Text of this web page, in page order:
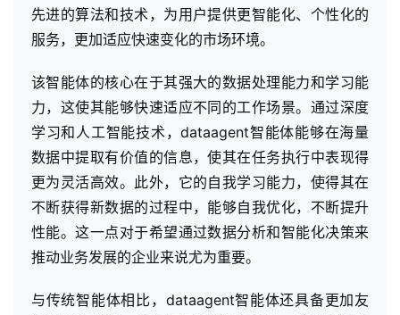
先进的算法和技术，为用户提供更智能化、个性化的
服务，更加适应快速变化的市场环境。
该智能体的核心在于其强大的数据处理能力和学习能
力，这使其能够快速适应不同的工作场景。通过深度
学习和人工智能技术，dataagent智能体能够在海量
数据中提取有价值的信息，使其在任务执行中表现得
更为灵活高效。此外，它的自我学习能力，使得其在
不断获得新数据的过程中，能够自我优化，不断提升
性能。这一点对于希望通过数据分析和智能化决策来
推动业务发展的企业来说尤为重要。
与传统智能体相比，dataagent智能体还具备更加友